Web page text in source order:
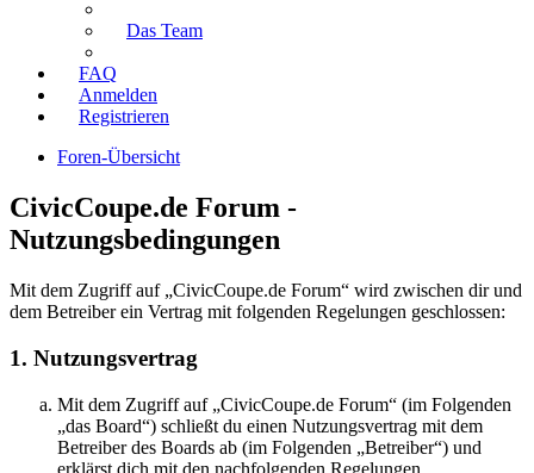
Das Team
FAQ
Anmelden
Registrieren
Foren-Übersicht
CivicCoupe.de Forum -
Nutzungsbedingungen
Mit dem Zugriff auf „CivicCoupe.de Forum“ wird zwischen dir und
dem Betreiber ein Vertrag mit folgenden Regelungen geschlossen:
1. Nutzungsvertrag
Mit dem Zugriff auf „CivicCoupe.de Forum“ (im Folgenden
„das Board“) schließt du einen Nutzungsvertrag mit dem
Betreiber des Boards ab (im Folgenden „Betreiber“) und
erklärst dich mit den nachfolgenden Regelungen